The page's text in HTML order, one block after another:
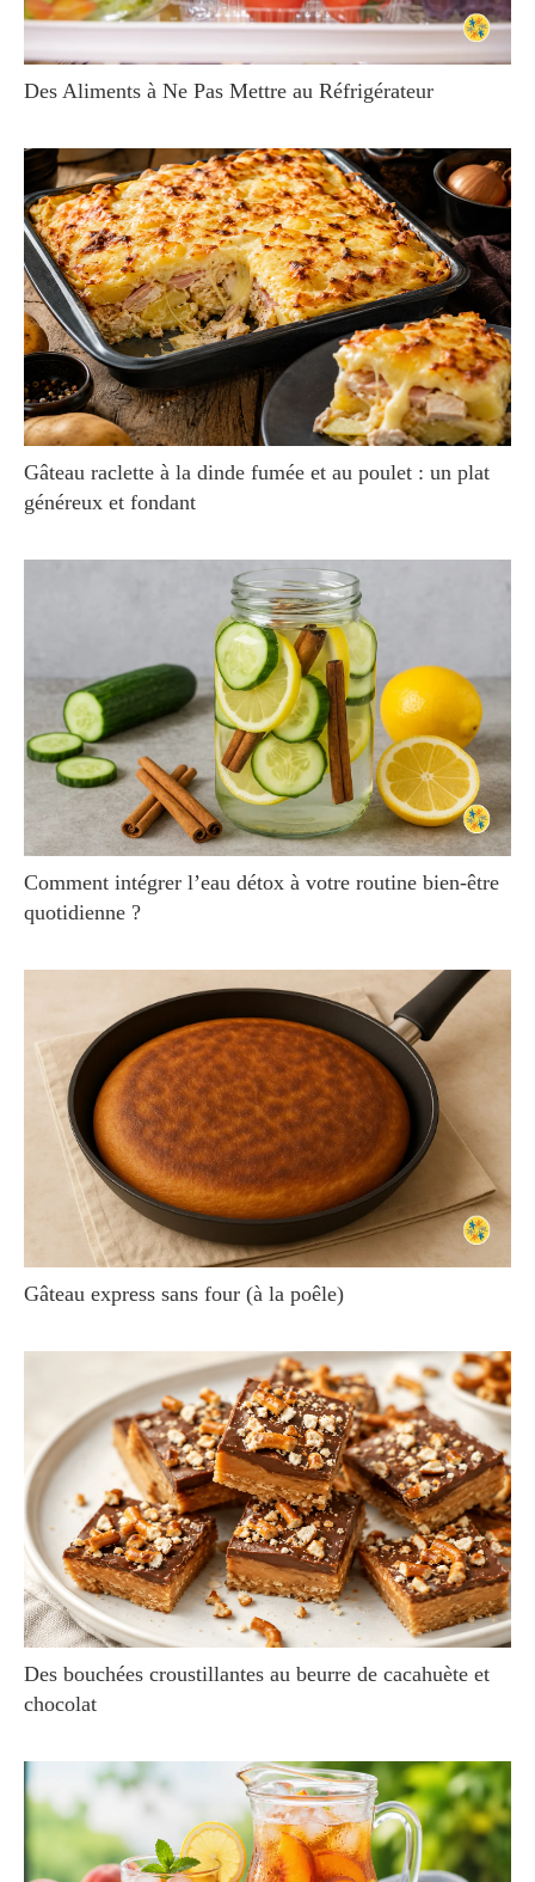
Des Aliments à Ne Pas Mettre au Réfrigérateur
Gâteau raclette à la dinde fumée et au poulet : un plat
généreux et fondant
Comment intégrer l’eau détox à votre routine bien-être
quotidienne ?
Gâteau express sans four (à la poêle)
Des bouchées croustillantes au beurre de cacahuète et
chocolat